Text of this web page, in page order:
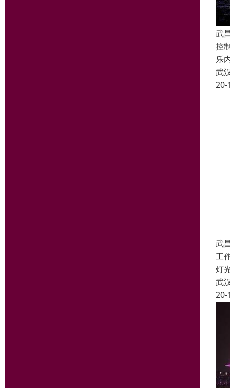
武
控
乐
武
20-
武
工
灯
武
20-